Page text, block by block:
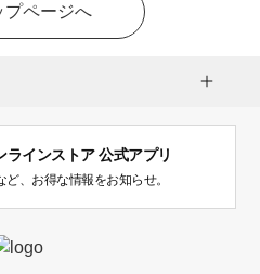
プページへ
ラインストア 公式アプリ
ど、お得な情報をお知らせ。